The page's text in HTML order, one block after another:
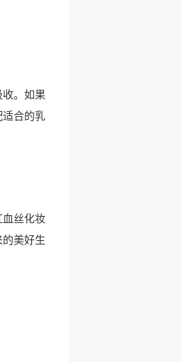
。如果
合的乳
丝化妆
美好生